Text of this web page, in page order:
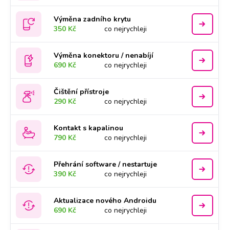
Výměna zadního krytu
350 Kč
co nejrychleji
Výměna konektoru / nenabíjí
690 Kč
co nejrychleji
Čištění přístroje
290 Kč
co nejrychleji
Kontakt s kapalinou
790 Kč
co nejrychleji
Přehrání software / nestartuje
390 Kč
co nejrychleji
Aktualizace nového Androidu
690 Kč
co nejrychleji